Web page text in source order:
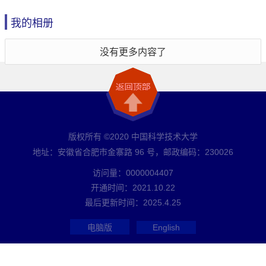
我的相册
没有更多内容了
版权所有 ©2020 中国科学技术大学
地址：安徽省合肥市金寨路 96 号，邮政编码：230026
访问量： 0000004407
开通时间： 2021 10 22
最后更新时间： 2025 4 25
电脑版 English